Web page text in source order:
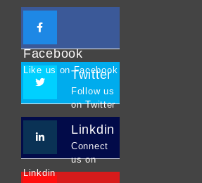
Facebook
Like us on Facebook
Twitter
Follow us
on Twitter
Linkdin
Connect
us on
Linkdin